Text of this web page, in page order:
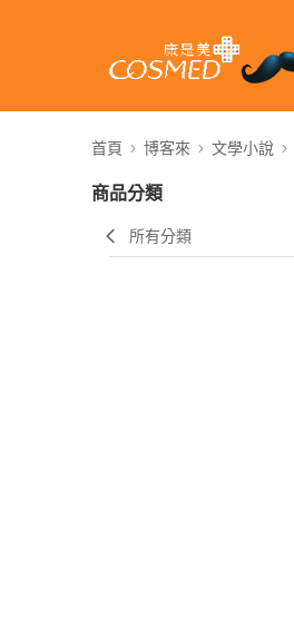
首頁 博客來 文學小說
商品分類
所有分類